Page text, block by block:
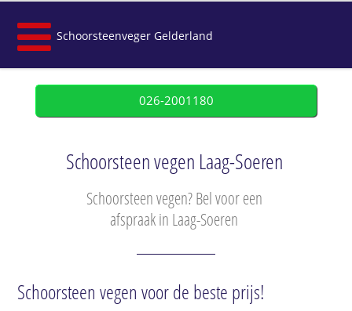
Schoorsteenveger Gelderland
026-2001180
Schoorsteen vegen Laag-Soeren
Schoorsteen vegen? Bel voor een
afspraak in Laag-Soeren
Schoorsteen vegen voor de beste prijs!